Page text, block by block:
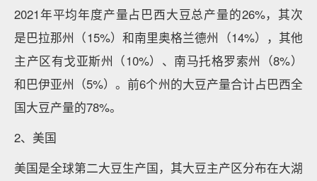
2021年平均年度产量占巴西大豆总产量的26%，其次
是巴拉那州（15%）和南里奥格兰德州（14%），其他
主产区有戈亚斯州（10%）、南马托格罗索州（8%）
和巴伊亚州（5%）。前6个州的大豆产量合计占巴西全
国大豆产量的78%。
2、美国
美国是全球第二大豆生产国，其大豆主产区分布在大湖